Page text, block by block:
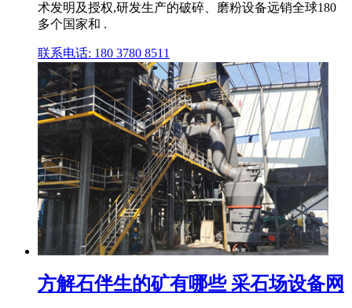
术发明及授权,研发生产的破碎、磨粉设备远销全球180
多个国家和 .
联系电话: 180 3780 8511
方解石伴生的矿有哪些 采石场设备网